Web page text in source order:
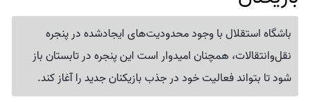
باشگاه استقلال با وجود محدودیت‌های ایجادشده در پنجره
نقل‌وانتقالات، همچنان امیدوار است این پنجره در تابستان باز
شود تا بتواند فعالیت خود در جذب بازیکنان جدید را آغاز کند.